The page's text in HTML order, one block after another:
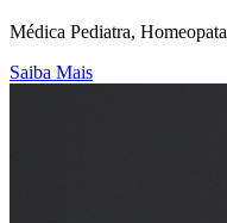
Médica Pediatra,
Saiba Mais